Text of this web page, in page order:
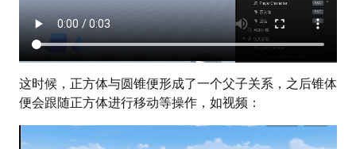
这时候，正方体与圆锥便形成了一个父子关系，之后锥体
便会跟随正方体进行移动等操作，如视频：